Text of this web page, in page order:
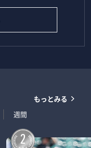
週間
もっとみる
2